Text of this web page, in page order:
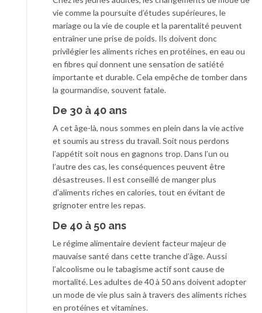
vie comme la poursuite d’études supérieures, le
mariage ou la vie de couple et la parentalité peuvent
entraîner une prise de poids. Ils doivent donc
privilégier les aliments riches en protéines, en eau ou
en fibres qui donnent une sensation de satiété
importante et durable. Cela empêche de tomber dans
la gourmandise, souvent fatale.
De 30 à 40 ans
A cet âge-là, nous sommes en plein dans la vie active
et soumis au stress du travail. Soit nous perdons
l’appétit soit nous en gagnons trop. Dans l’un ou
l’autre des cas, les conséquences peuvent être
désastreuses. Il est conseillé de manger plus
d’aliments riches en calories, tout en évitant de
grignoter entre les repas.
De 40 à 50 ans
Le régime alimentaire devient facteur majeur de
mauvaise santé dans cette tranche d’âge. Aussi
l’alcoolisme ou le tabagisme actif sont cause de
mortalité. Les adultes de 40 à 50 ans doivent adopter
un mode de vie plus sain à travers des aliments riches
en protéines et vitamines.